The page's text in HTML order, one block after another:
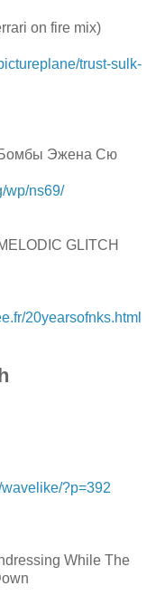
on fire mix)
trust-sulk-
Эжена Сю
wp/ns69/
GLITCH
20yearsofnks.html
?p=392
While The